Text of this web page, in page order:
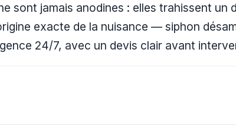
sont jamais anodines : elles trahissent
exacte de la nuisance — siphon
24/7, avec un devis clair avant